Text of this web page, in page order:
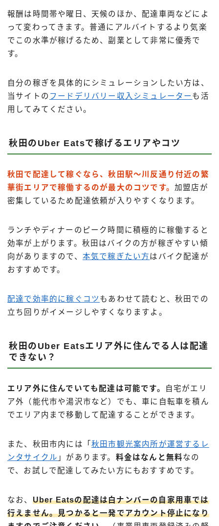
報酬は時間帯や曜日、天候のほか、配達車両などによ
って変わってきます。普通にアルバイトするより気楽
でこの水準が稼げるため、副業として非常に優秀で
す。
自分の稼ぎを具体的にシミュレーションしたい方は、
当サイトの フードデリバリー収入シミュレーター も活
用してみてください。
秋田のUber Eatsで稼げるエリアやコツ
秋田で配達して稼ぐなら、秋田駅〜川反通り付近の繁
華街エリアで稼働するのが最大のコツです。 加盟店が
密集しているため配達依頼が入りやすくなります。
ランチやディナーのピーク時間に積極的に稼働すると
効率が上がります。秋田はバイクの方が稼ぎやすい傾
向がありますので、 本気で稼ぎたい方はバイク配達が
おすすめです。
配達で効率的に稼ぐコツ もあわせて読むと、秋田での
立ち回りがイメージしやすくなりますよ。
秋田のUber Eatsエリア外に住んでる人は配達
できない？
エリア外に住んでいても配達は可能です。
自宅がエリ
ア外（能代市や湯沢市など）でも、車に自転車を積ん
でエリア内まで移動して配達することができます。
また、秋田市内には「秋田市観光案内所が運営するレ
ンタサイクル 」があります。 料金はなんと無料なの
で、お試しで配達してみたい方にもおすすめです。
なお、 Uber Eatsの配達は白ナンバーの自家用車では
行えません。見つかると一発でアカウント停止になり